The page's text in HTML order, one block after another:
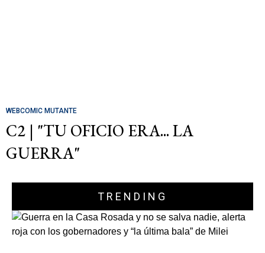
WEBCOMIC MUTANTE
C2 | "TU OFICIO ERA... LA
GUERRA"
TRENDING